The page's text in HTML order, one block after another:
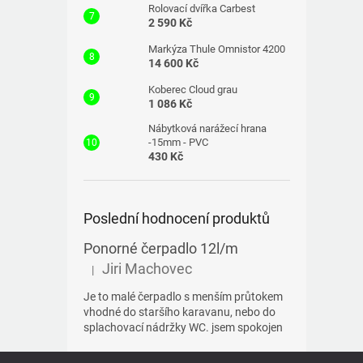
Rolovací dvířka Carbest
2 590 Kč
Markýza Thule Omnistor 4200
14 600 Kč
Koberec Cloud grau
1 086 Kč
Nábytková narážecí hrana
-15mm - PVC
430 Kč
Poslední hodnocení produktů
Ponorné čerpadlo 12l/m
Hodnocení produktu je 5 z 5 hvězdiček.
| Jiri Machovec
Je to malé čerpadlo s menším průtokem
vhodné do staršího karavanu, nebo do
splachovací nádržky WC. jsem spokojen